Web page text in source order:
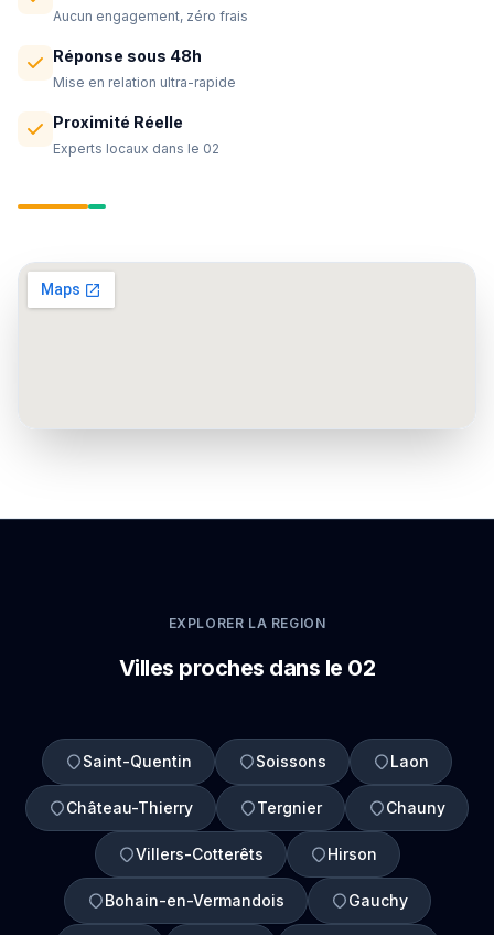
Aucun engagement, zéro frais
Réponse sous 48h
Mise en relation ultra-rapide
Proximité Réelle
Experts locaux dans le 02
EXPLORER LA REGION
Villes proches dans le 02
Saint-Quentin Soissons Laon
Château-Thierry Tergnier Chauny
Villers-Cotterêts Hirson
Bohain-en-Vermandois Gauchy